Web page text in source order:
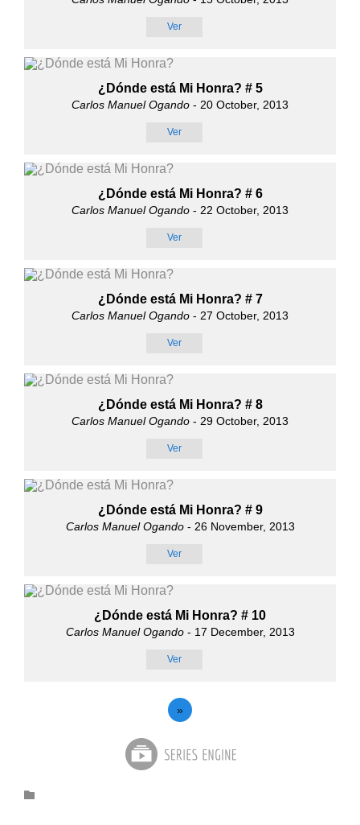
Ver
¿Dónde está Mi Honra? # 5
Carlos Manuel Ogando - 20 October, 2013
Ver
¿Dónde está Mi Honra? # 6
Carlos Manuel Ogando - 22 October, 2013
Ver
¿Dónde está Mi Honra? # 7
Carlos Manuel Ogando - 27 October, 2013
Ver
¿Dónde está Mi Honra? # 8
Carlos Manuel Ogando - 29 October, 2013
Ver
¿Dónde está Mi Honra? # 9
Carlos Manuel Ogando- 26 November, 2013
Ver
¿Dónde está Mi Honra? # 10
Carlos Manuel Ogando- 17 December, 2013
Ver
»
